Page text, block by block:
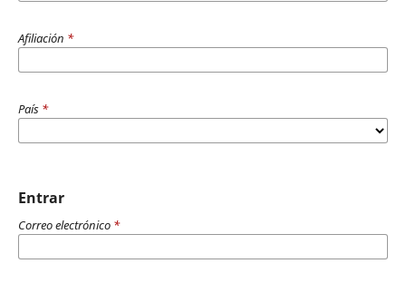
Afiliación *
País *
Entrar
Correo electrónico *